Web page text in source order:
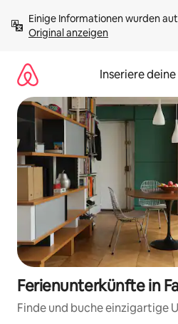
Inhalten
springenOriginal anzeigen
Inseriere
Ferienunterkünfte in
Finde und buche einzigartige